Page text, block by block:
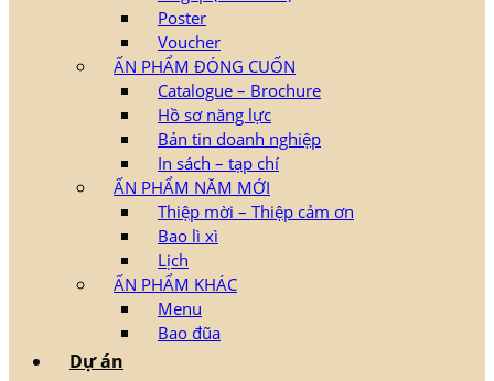
Poster
Voucher
ẤN PHẨM ĐÓNG CUỐN
Catalogue – Brochure
Hồ sơ năng lực
Bản tin doanh nghiệp
In sách – tạp chí
ẤN PHẨM NĂM MỚI
Thiệp mời – Thiệp cảm ơn
Bao lì xì
Lịch
ẤN PHẨM KHÁC
Menu
Bao đũa
Dự án